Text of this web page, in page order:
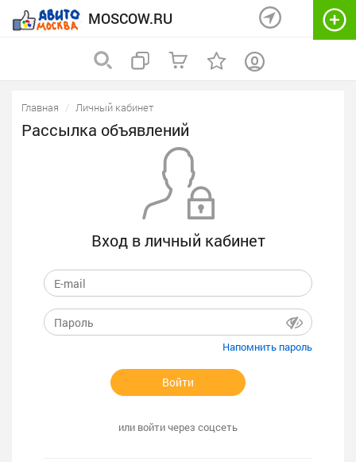
MOSCOW.RU
Главная Личный кабинет
Рассылка объявлений
Вход в личный кабинет
Напомнить пароль
Войти
или войти через соцсеть